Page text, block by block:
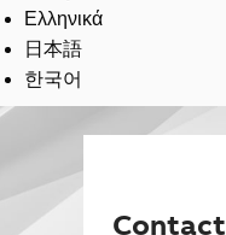
Ελληνικά
日本語
한국어